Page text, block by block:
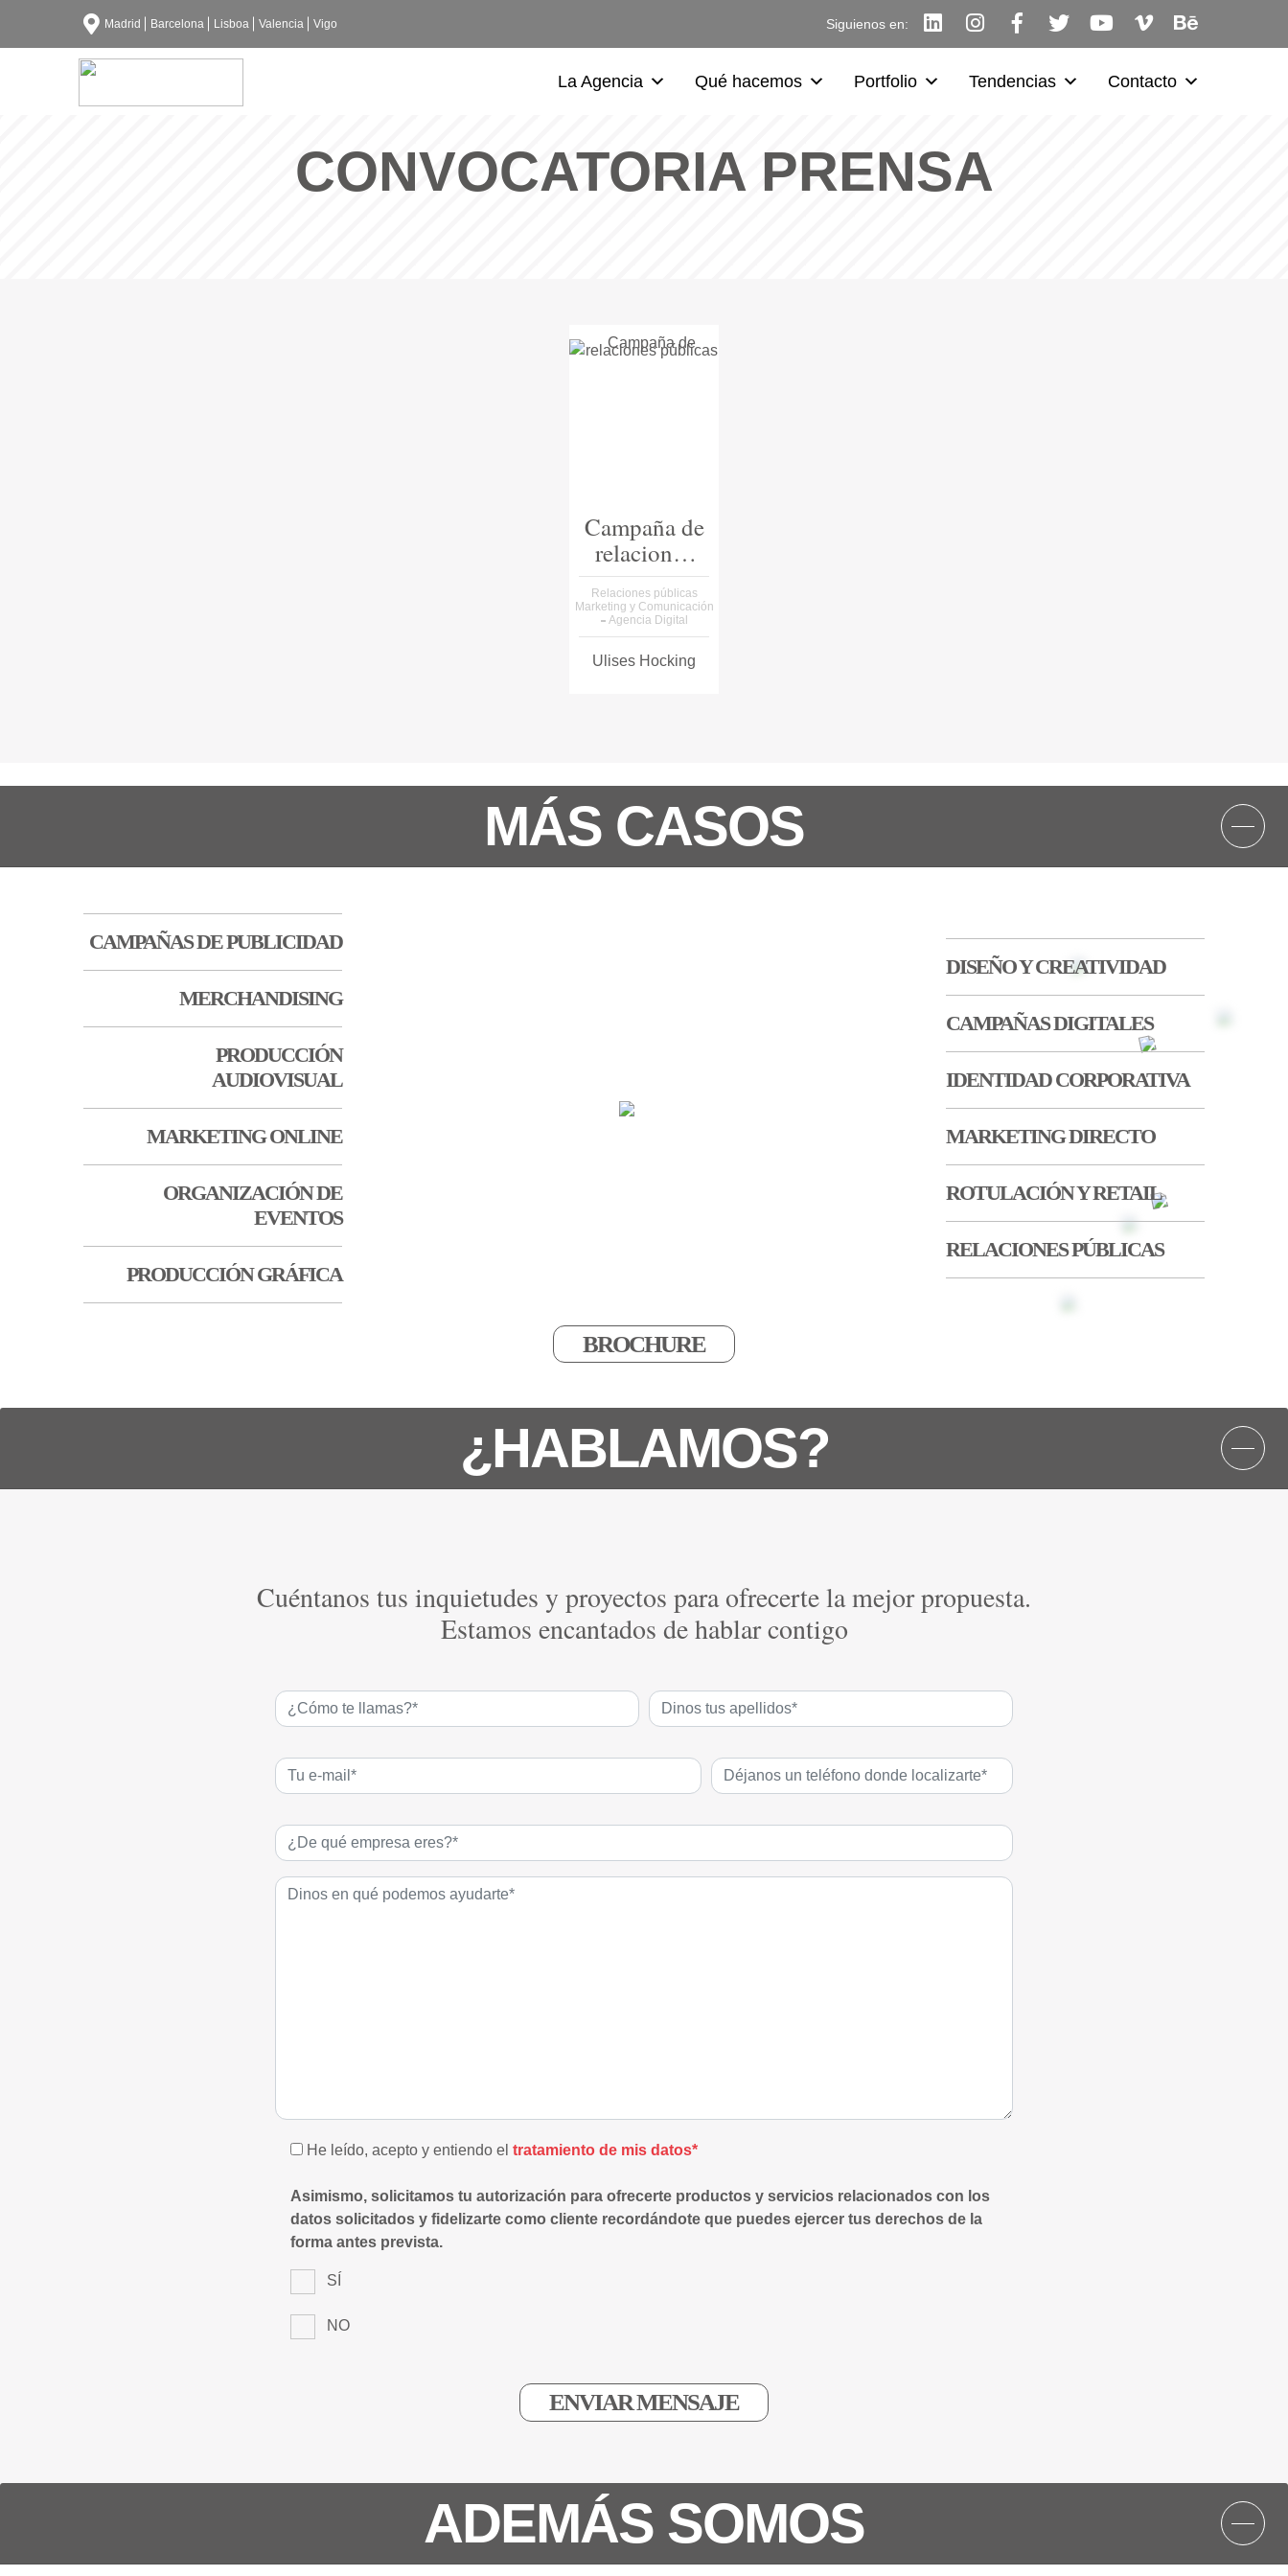
Madrid Barcelona Lisboa Valencia Vigo Siguienos en:
La Agencia Qué hacemos Portfolio Tendencias Contacto
CONVOCATORIA PRENSA
Campaña de
relaciones
públicas
Relaciones públicas
Marketing y Comunicación
Agencia Digital
Ulises Hocking
MÁS CASOS
CAMPAÑAS DE PUBLICIDAD
MERCHANDISING
PRODUCCIÓN
AUDIOVISUAL
MARKETING ONLINE
ORGANIZACIÓN DE
EVENTOS
PRODUCCIÓN GRÁFICA
DISEÑO Y CREATIVIDAD
CAMPAÑAS DIGITALES
IDENTIDAD CORPORATIVA
MARKETING DIRECTO
ROTULACIÓN Y RETAIL
RELACIONES PÚBLICAS
BROCHURE
¿HABLAMOS?
Cuéntanos tus inquietudes y proyectos para ofrecerte la mejor propuesta.
Estamos encantados de hablar contigo
He leído, acepto y entiendo el tratamiento de mis datos*
Asimismo, solicitamos tu autorización para ofrecerte productos y servicios relacionados con los
datos solicitados y fidelizarte como cliente recordándote que puedes ejercer tus derechos de la
forma antes prevista.
SÍ
NO
ADEMÁS SOMOS